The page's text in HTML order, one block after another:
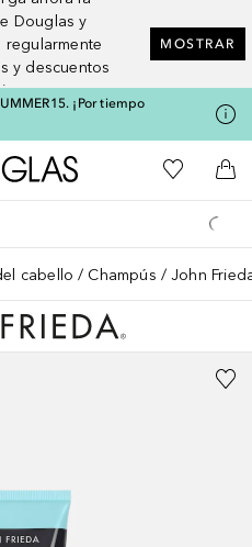
Douglas y
regularmente
y descuentos
MOSTRAR
¡Por tiempo
A Douglas HomeMi lista de
A
cabello Champús John